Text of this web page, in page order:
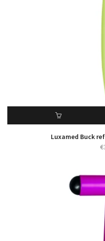
Luxamed Buck
€